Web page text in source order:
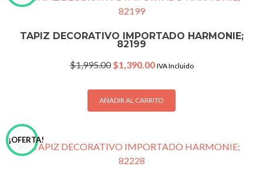
TAPIZ DECORATIVO IMPORTADO HARMONIE;
82199
$1,995.00 Original
was:
$1,995.00.
$1,390.00Current
is:
$1,390.00.
IVA Incluido
AÑADIR AL CARRITO
¡OFERTA!